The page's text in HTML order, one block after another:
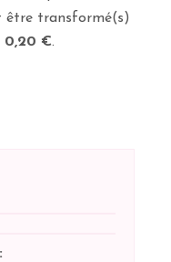
être transformé(s)
0,20 €.